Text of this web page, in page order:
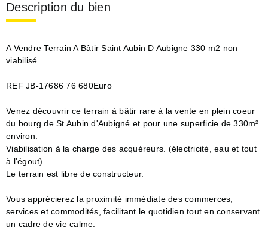
Description du bien
A Vendre Terrain A Bâtir Saint Aubin D Aubigne 330 m2 non
viabilisé
REF JB-17686 76 680Euro
Venez découvrir ce terrain à bâtir rare à la vente en plein coeur
du bourg de St Aubin d'Aubigné et pour une superficie de 330m²
environ.
Viabilisation à la charge des acquéreurs. (électricité, eau et tout
à l'égout)
Le terrain est libre de constructeur.
Vous apprécierez la proximité immédiate des commerces,
services et commodités, facilitant le quotidien tout en conservant
un cadre de vie calme.